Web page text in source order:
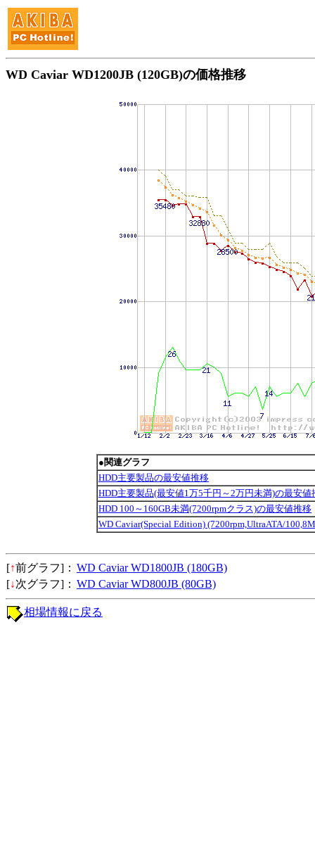
WD Caviar WD1200JB (120GB)の価格推移
●関連グラフ
HDD主要製品の最安値推移
HDD主要製品(最安値1万5千円～2万円未満)の最安値
HDD 100～160GB未満(7200rpmクラス)の最安値推移
WD Caviar(Special Edition) (7200rpm,UltraATA/
[↑前グラフ]： WD Caviar WD1800JB (180GB)
[↓次グラフ]： WD Caviar WD800JB (80GB)
相場情報に戻る